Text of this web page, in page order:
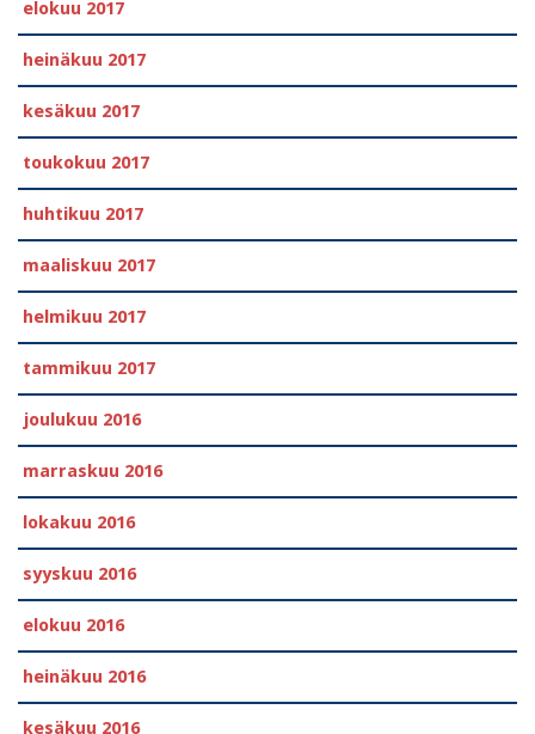
elokuu 2017
heinäkuu 2017
kesäkuu 2017
toukokuu 2017
huhtikuu 2017
maaliskuu 2017
helmikuu 2017
tammikuu 2017
joulukuu 2016
marraskuu 2016
lokakuu 2016
syyskuu 2016
elokuu 2016
heinäkuu 2016
kesäkuu 2016